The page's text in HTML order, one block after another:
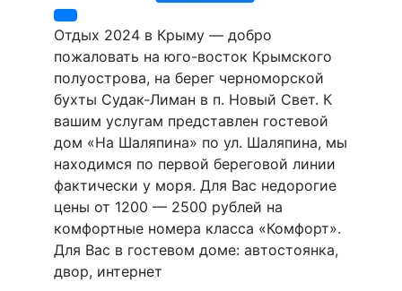
Отдых 2024 в Крыму — добро
пожаловать на юго-восток Крымского
полуострова, на берег черноморской
бухты Судак-Лиман в п. Новый Свет. К
вашим услугам представлен гостевой
дом «На Шаляпина» по ул. Шаляпина, мы
находимся по первой береговой линии
фактически у моря. Для Вас недорогие
цены от 1200 — 2500 рублей на
комфортные номера класса «Комфорт».
Для Вас в гостевом доме: автостоянка,
двор, интернет